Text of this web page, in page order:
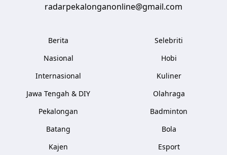
radarpekalonganonline@gmail.com
Berita
Nasional
Internasional
Jawa Tengah & DIY
Pekalongan
Batang
Kajen
Selebriti
Hobi
Kuliner
Olahraga
Badminton
Bola
Esport